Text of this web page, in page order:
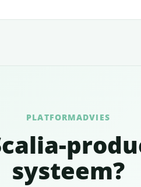
PLATFORMADVIES
systeem?